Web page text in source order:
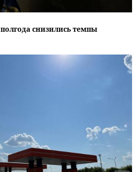
снизились темпы